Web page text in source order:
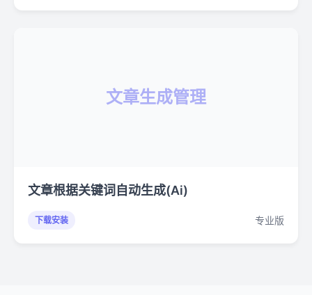
文章生成管理
文章根据关键词自动生成(Ai)
下载安装 专业版